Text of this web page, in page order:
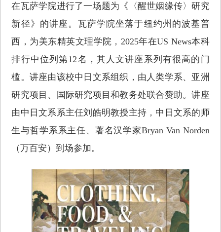
在瓦萨学院进行了一场题为《〈醒世姻缘传〉研究
新径》的讲座。瓦萨学院坐落于纽约州的波基普
西，为美东精英文理学院，2025年在US News本科
排行中位列第12名，其人文讲座系列有很高的门
槛。讲座由该校中日文系组织，由人类学系、亚洲
研究项目、国际研究项目和教务处联合赞助。讲座
由中日文系系主任刘皓明教授主持，中日文系的师
生与哲学系系主任、著名汉学家Bryan Van Norden
（万百安）到场参加。